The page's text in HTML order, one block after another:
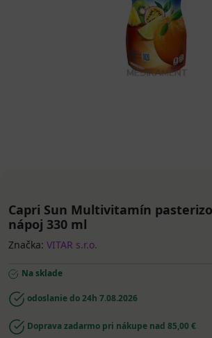
Capri Sun Multivitamín
nápoj 330 ml
Značka: VITAR s.r.o.
Na sklade
odoslanie do 24h 7.08.2026
Doprava zadarmo pri nákupe nad 85,00 €